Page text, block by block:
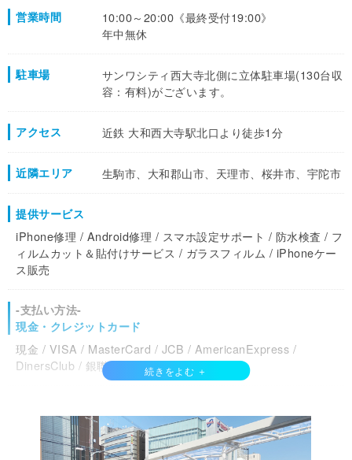
営業時間
10:00～20:00《最終受付19:00》
年中無休
駐車場
サンワシティ西大寺北側に立体駐車場(130台収
容：有料)がございます。
アクセス 近鉄 大和西大寺駅北口より徒歩1分
近隣エリア 生駒市、大和郡山市、天理市、桜井市、宇陀市
提供サービス
iPhone修理 / Android修理 / スマホ設定サポート / 防水検査 / フ
ィルムカット＆貼付けサービス / ガラスフィルム / iPhoneケー
ス販売
-支払い方法-
現金・クレジットカード
現金 / VISA / MasterCard / JCB / AmericanExpress /
DinersClub / 銀聯カード / Discover /
QuicPay / ID /